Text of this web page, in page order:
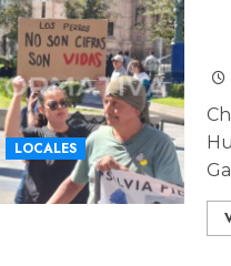
LOCALES